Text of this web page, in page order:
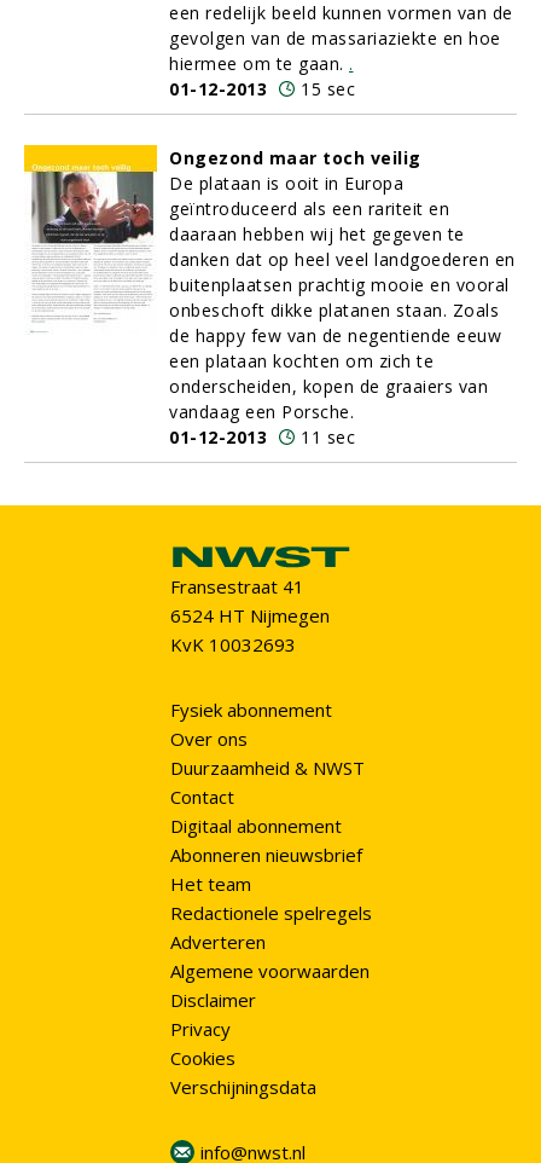
een redelijk beeld kunnen vormen van de
gevolgen van de massariaziekte en hoe
hiermee om te gaan. .
01-12-2013
15 sec
Ongezond maar toch veilig
De plataan is ooit in Europa
geïntroduceerd als een rariteit en
daaraan hebben wij het gegeven te
danken dat op heel veel landgoederen en
buitenplaatsen prachtig mooie en vooral
onbeschoft dikke platanen staan. Zoals
de happy few van de negentiende eeuw
een plataan kochten om zich te
onderscheiden, kopen de graaiers van
vandaag een Porsche.
01-12-2013
11 sec
Fransestraat 41
6524 HT Nijmegen
KvK 10032693
Fysiek abonnement
Over ons
Duurzaamheid & NWST
Contact
Digitaal abonnement
Abonneren nieuwsbrief
Het team
Redactionele spelregels
Adverteren
Algemene voorwaarden
Disclaimer
Privacy
Cookies
Verschijningsdata
info@nwst.nl